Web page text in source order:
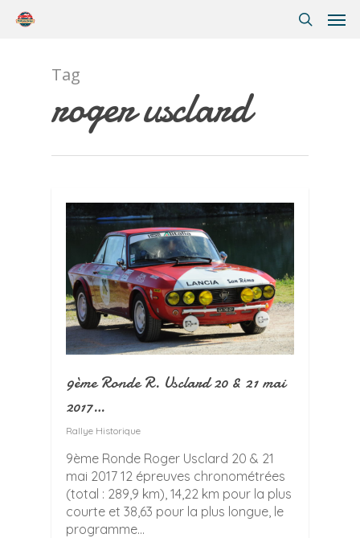
Tag
roger usclard
9ème Ronde R. Usclard 20 & 21 mai
2017…
Rallye Historique
9ème Ronde Roger Usclard 20 & 21
mai 2017 12 épreuves chronométrées
(total : 289,9 km), 14,22 km pour la plus
courte et 38,63 pour la plus longue, le
programme...